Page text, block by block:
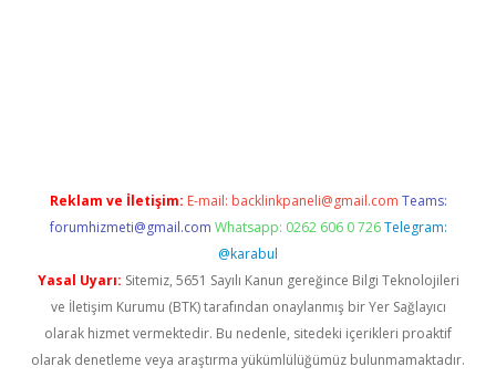
Reklam ve İletişim: E-mail: backlinkpaneli@gmail.com Teams:
forumhizmeti@gmail.com Whatsapp: 0262 606 0 726 Telegram:
@karabul
Yasal Uyarı: Sitemiz, 5651 Sayılı Kanun gereğince Bilgi Teknolojileri
ve İletişim Kurumu (BTK) tarafından onaylanmış bir Yer Sağlayıcı
olarak hizmet vermektedir. Bu nedenle, sitedeki içerikleri proaktif
olarak denetleme veya araştırma yükümlülüğümüz bulunmamaktadır.